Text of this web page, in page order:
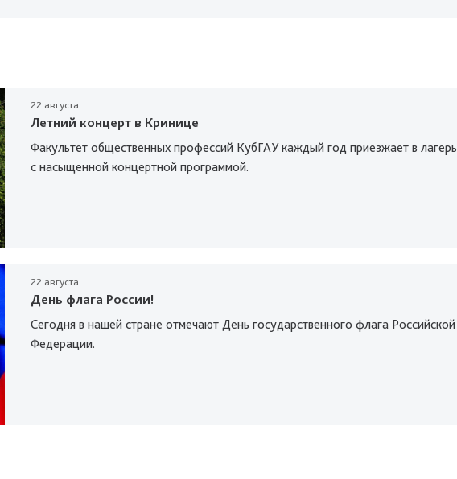
22 августа
Летний концерт в Кринице
Факультет общественных профессий КубГАУ каждый год приезжает в лагерь
с насыщенной концертной программой.
22 августа
День флага России!
Сегодня в нашей стране отмечают День государственного флага Российской
Федерации.